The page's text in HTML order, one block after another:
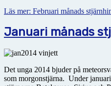
Läs mer: Februari månads
Januari månads
Det unga 2014 bjuder på
som morgonstjärna. Under